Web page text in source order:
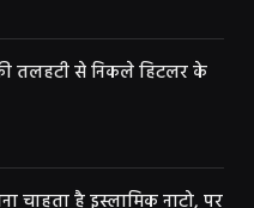
तलहटी से निकले हिटलर के
चाहता है इस्लामिक नाटो, पर